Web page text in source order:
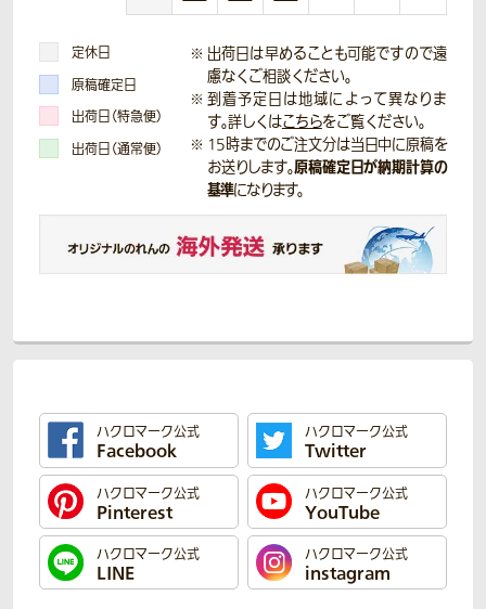
定休日
原稿確定日
出荷日（特急便）
出荷日（通常便）
出荷日は早めることも可能ですので遠
慮なくご相談ください。
到着予定日は地域によって異なりま
す。詳しくはこちらをご覧ください。
15時までのご注文分は当日中に原稿を
お送りします。原稿確定日が納期計算の
基準になります。
ハクロマーク公式
Facebook
ハクロマーク公式
Twitter
ハクロマーク公式
Pinterest
ハクロマーク公式
YouTube
ハクロマーク公式
LINE
ハクロマーク公式
instagram